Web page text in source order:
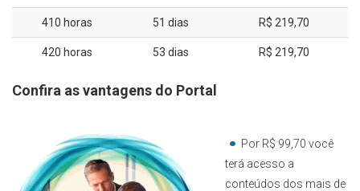
410 horas 51 dias R$ 219,70
420 horas 53 dias R$ 219,70
Confira as vantagens do Portal
Por R$ 99,70 você
terá acesso a
conteúdos dos mais de